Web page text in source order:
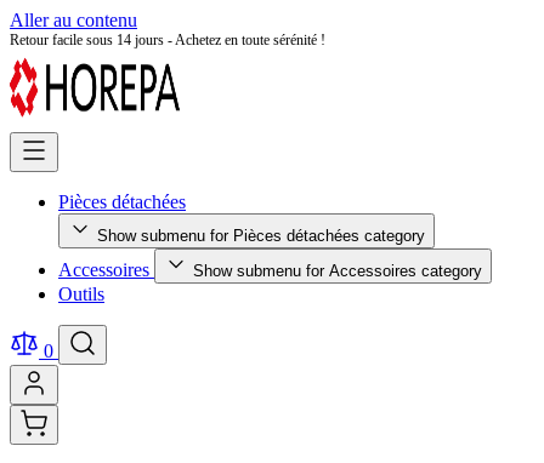
Aller au contenu
Retour facile sous 14 jours - Achetez en toute sérénité !
Pièces détachées
Show submenu for Pièces détachées category
Accessoires Show submenu for Accessoires category
Outils
0